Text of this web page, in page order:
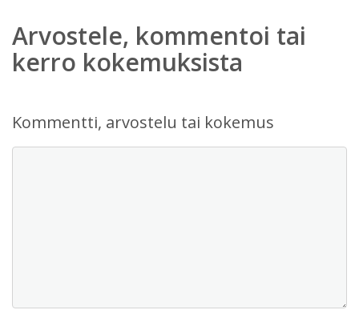
Arvostele, kommentoi tai
kerro kokemuksista
Kommentti, arvostelu tai kokemus